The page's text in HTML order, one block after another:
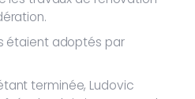
étaient adoptés par
terminée, Ludovic